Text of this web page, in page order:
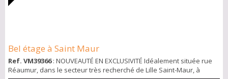
Bel étage à Saint Maur
Ref. VM39366: NOUVEAUTÉ EN EXCLUSIVITÉ Idéalement située rue
Réaumur, dans le secteur très recherché de Lille Saint-Maur, à